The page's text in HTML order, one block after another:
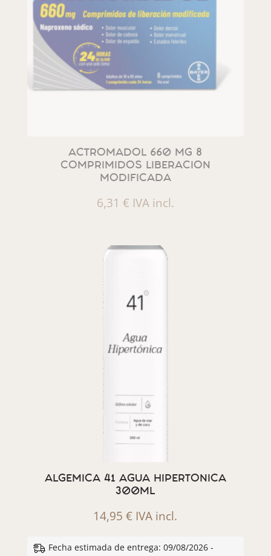
ACTROMADOL 660 MG 8
COMPRIMIDOS LIBERACION
MODIFICADA
6,31 € IVA incl.
ALGEMICA 41 AGUA HIPERTONICA
300ML
14,95€ IVA incl.
Fecha estimada de entrega: 09/08/2026 -